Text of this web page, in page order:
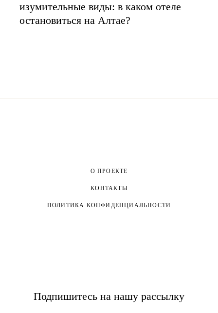
изумительные виды: в каком отеле
остановиться на Алтае?
О ПРОЕКТЕ
КОНТАКТЫ
ПОЛИТИКА КОНФИДЕНЦИАЛЬНОСТИ
Подпишитесь на нашу рассылку